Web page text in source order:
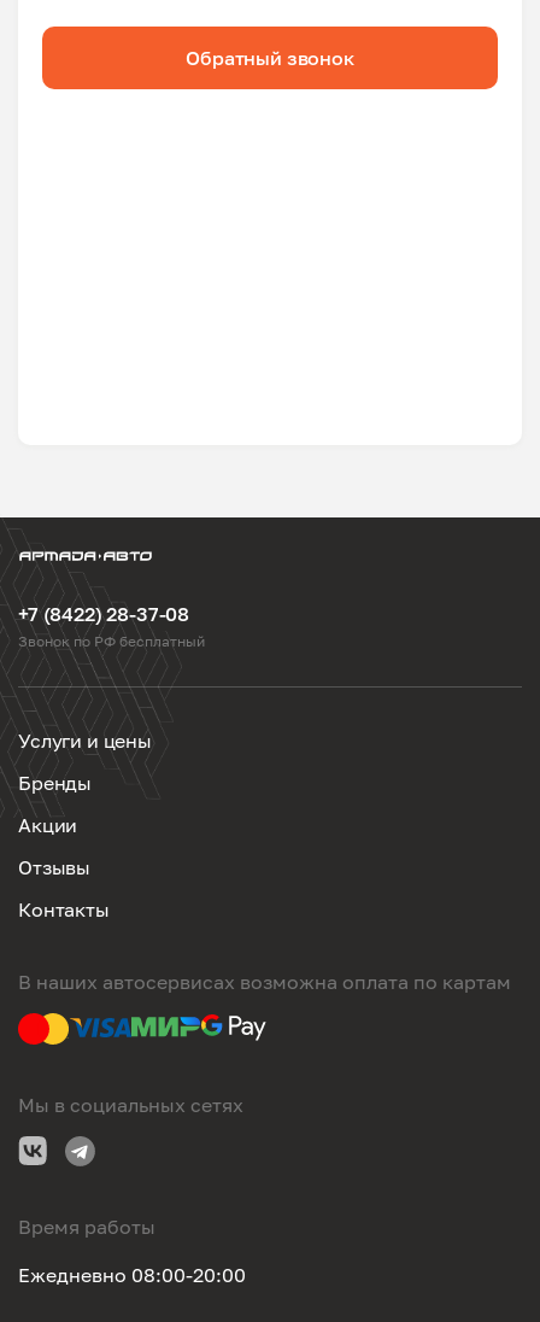
Обратный звонок
+7 (8422) 28-37-08
Звонок по РФ бесплатный
Услуги и цены
Бренды
Акции
Отзывы
Контакты
В наших автосервисах возможна оплата по картам
Мы в социальных сетях
Время работы
Ежедневно 08:00-20:00